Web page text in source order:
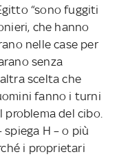
“sono fuggiti
che hanno
nelle case per
senza
scelta che
fanno i turni
problema del cibo.
H – o più
i proprietari